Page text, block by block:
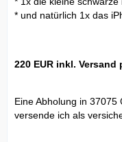
* und natürlich 1x das
220 EUR inkl. Versand
Eine Abholung in
versende ich als